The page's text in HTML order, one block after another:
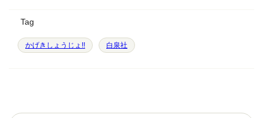
Tag
かげきしょうじょ!! 白泉社